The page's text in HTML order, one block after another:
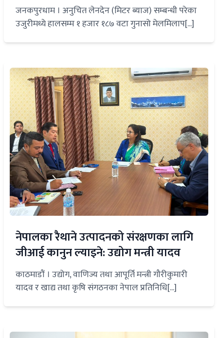
जनकपुरधाम । अनुचित लेनदेन (मिटर ब्याज) सम्बन्धी परेका
उजुरीमध्ये हालसम्म १ हजार १८७ वटा गुनासो मेलमिलाप[...]
नेपालका रैथाने उत्पादनको संरक्षणका लागि
जीआई कानुन ल्याइने: उद्योग मन्त्री यादव
काठमाडौं । उद्योग, वाणिज्य तथा आपूर्ति मन्त्री गौरीकुमारी
यादव र खाद्य तथा कृषि संगठनका नेपाल प्रतिनिधि[...]